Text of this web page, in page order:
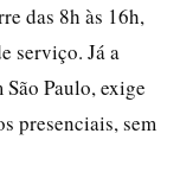
das 8h às 16h,
serviço. Já a
Paulo, exige
presenciais, sem